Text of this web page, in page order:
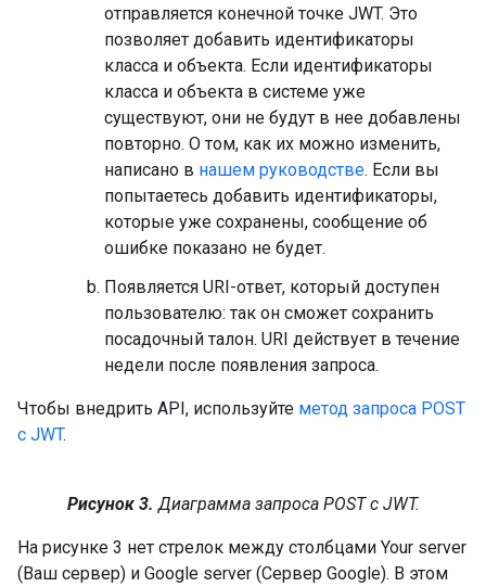
отправляется конечной точке JWT. Это
позволяет добавить идентификаторы
класса и объекта. Если идентификаторы
класса и объекта в системе уже
существуют, они не будут в нее добавлены
повторно. О том, как их можно изменить,
написано в нашем руководстве. Если вы
попытаетесь добавить идентификаторы,
которые уже сохранены, сообщение об
ошибке показано не будет.
Появляется URI-ответ, который доступен
пользователю: так он сможет сохранить
посадочный талон. URI действует в течение
недели после появления запроса.
Чтобы внедрить API, используйте метод запроса POST
с JWT.
Рисунок 3. Диаграмма запроса POST с JWT.
На рисунке 3 нет стрелок между столбцами Your server
(Ваш сервер) и Google server (Сервер Google). В этом